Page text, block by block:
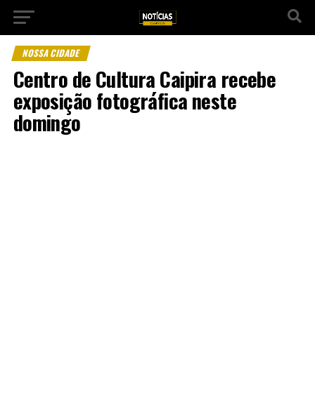
NOSSA CIDADE
Centro de Cultura Caipira recebe
exposição fotográfica neste
domingo